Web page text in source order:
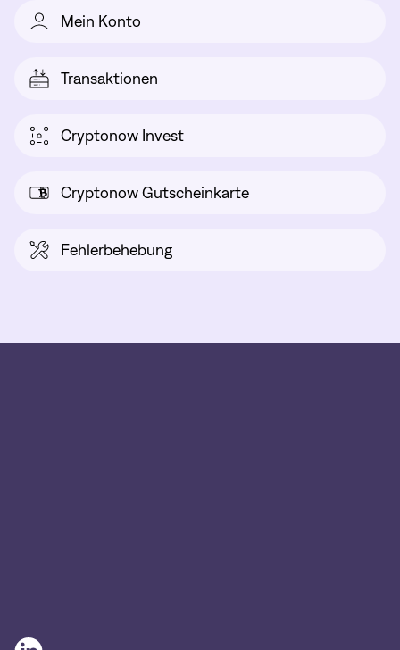
Mein Konto
Transaktionen
Cryptonow Invest
Cryptonow Gutscheinkarte
Fehlerbehebung